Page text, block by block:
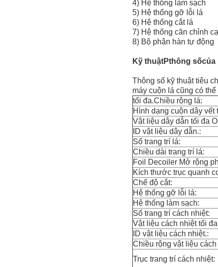
4) Hệ thống làm sạch
5) Hệ thống gỡ lỗi lá
6) Hệ thống cắt lá
7) Hệ thống căn chỉnh
8) Bộ phận hàn tự động
Kỹ thuậtPthông sốcủa
Thông số kỹ thuật tiêu
máy cuộn lá cũng có
tối đa.Chiều rộng lá:
Hình dạng cuộn dây vết
Vật liệu dây dẫn tối đa
ID vật liệu dây dẫn.:
Số trang trí lá:
Chiều dài trang trí lá:
Foil Decoiler Mở rộng
Kích thước trục quanh
Chế độ cắt:
Hệ thống gỡ lỗi lá:
Hệ thống làm sạch:
Số trang trí cách nhiệt:
Vật liệu cách nhiệt tối
ID vật liệu cách nhiệt.:
Chiều rộng vật liệu
Trục trang trí cách nhiệt: